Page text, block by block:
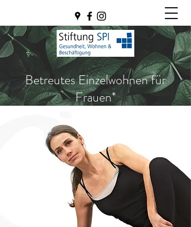
Betreutes Einzelwohnen für
Frauen*